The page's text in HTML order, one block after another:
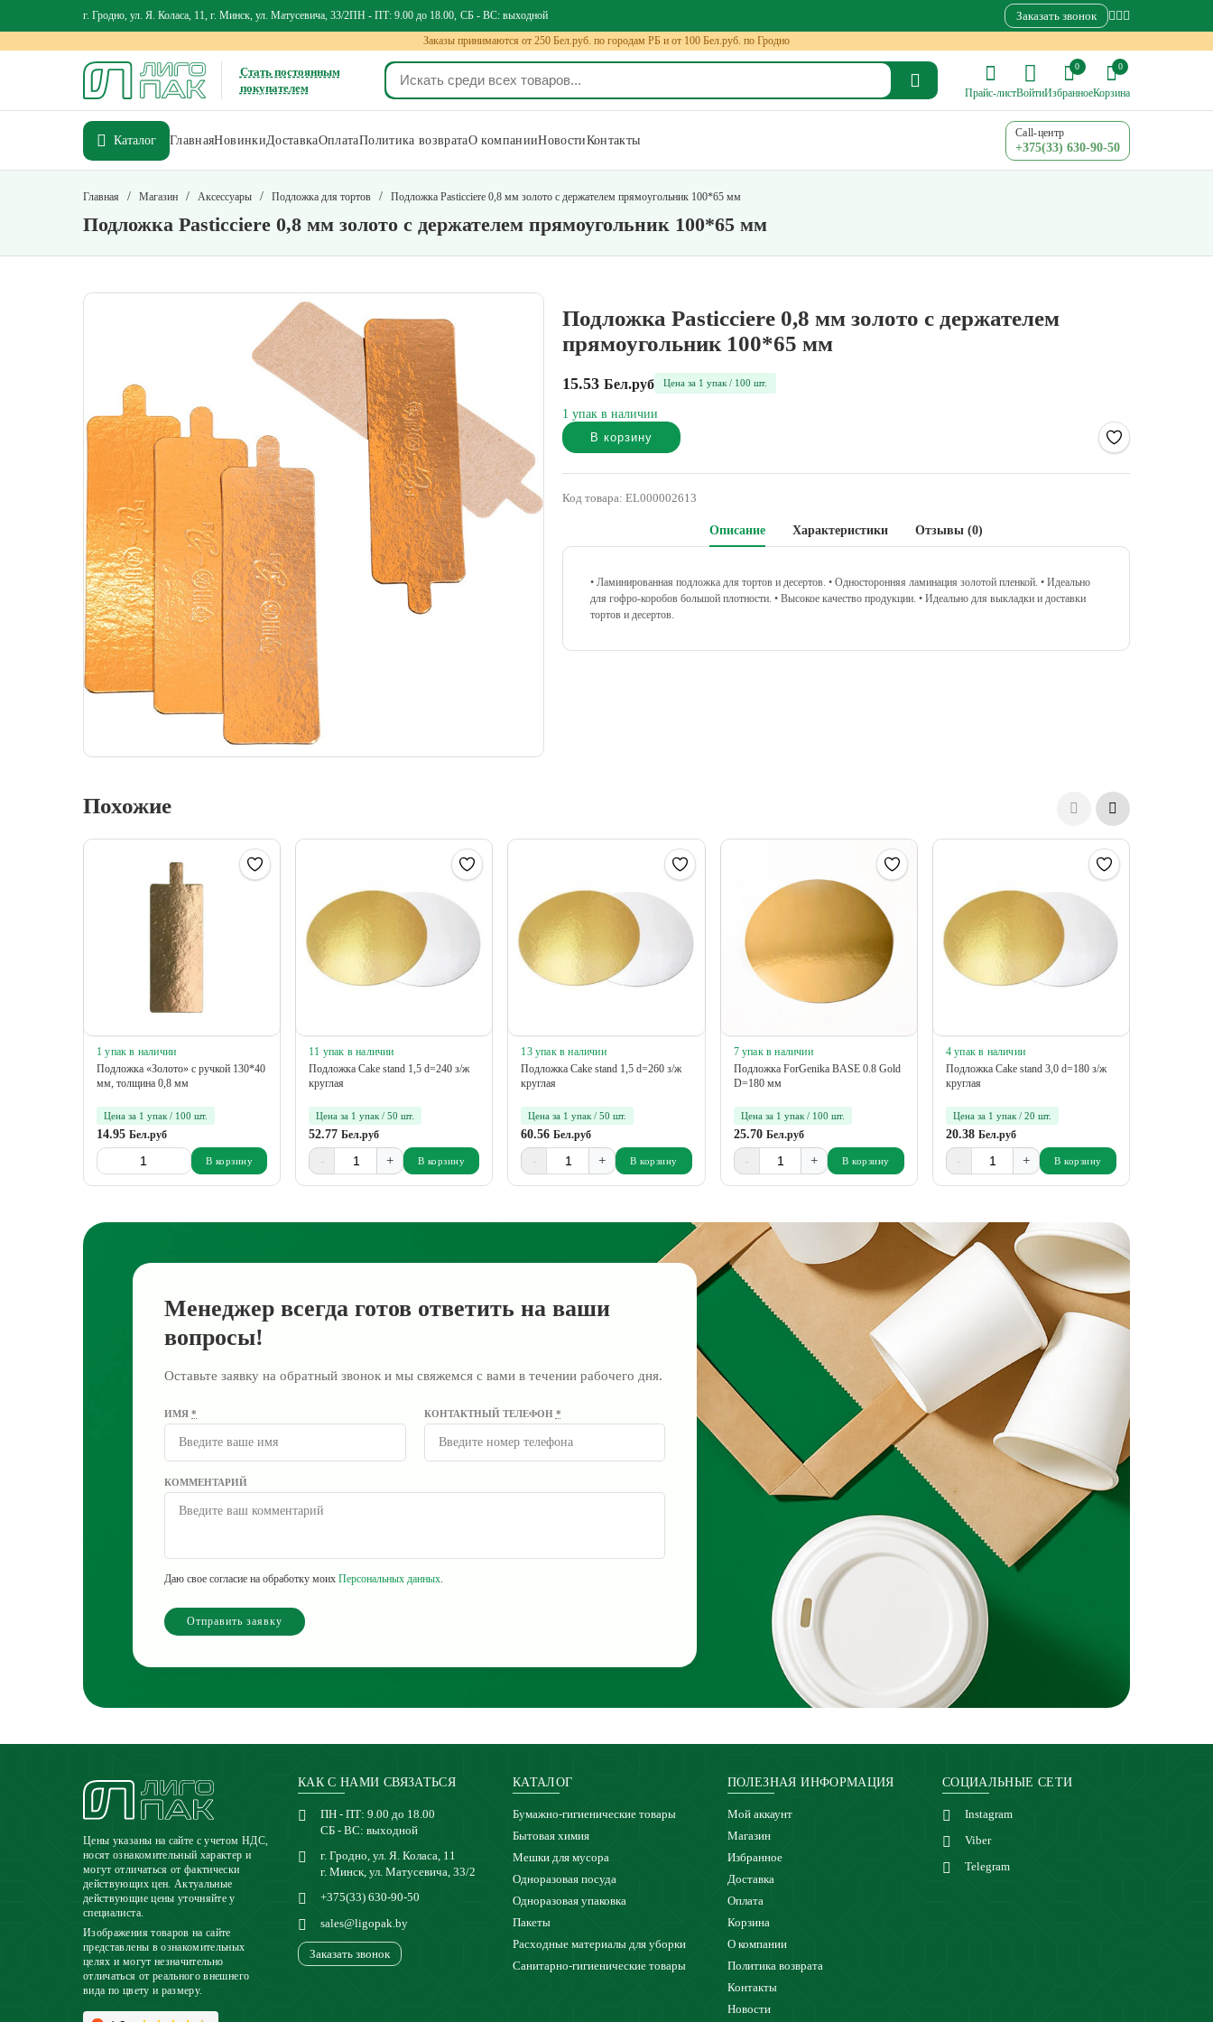
г. Гродно, ул. Я. Коласа, 11, г. Минск, ул. Матусевича, 33/2ПН - ПТ: 9.00 до 18.00 СБ - ВС: выходной Заказать звонок
Заказы принимаются от 250 Бел.руб. по городам РБ и от 100 Бел.руб. по Гродно
Стать постоянным
покупателем
Прайс-листВойти
0
Избранное
0
Корзина
Каталог ГлавнаяНовинкиДоставкаОплатаПолитика возвратаО компанииНовостиКонтакты
Call-центр
+375(33) 630-90-50
Главная / Магазин / Аксессуары / Подложка для тортов / Подложка Pasticciere 0,8 мм золото с держателем прямоугольник 100*65 мм
Подложка Pasticciere 0,8 мм золото с держателем прямоугольник 100*65 мм
Подложка Pasticciere 0,8 мм золото с держателем
прямоугольник 100*65 мм
15.53 Бел.руб Цена за 1 упак / 100 шт.
1 упак в наличии
В корзину
Alternative:
Код товара: EL000002613
Описание Характеристики Отзывы (0)
• Ламинированная подложка для тортов и десертов. • Односторонняя ламинация золотой пленкой. • Идеально
для гофро-коробов большой плотности. • Высокое качество продукции. • Идеально для выкладки и доставки
тортов и десертов.
Похожие
1 упак в наличии
Подложка «Золото» с ручкой 130*40
мм, толщина 0,8 мм
Цена за 1 упак / 100 шт.
14.95 Бел.руб
В корзину
11 упак в наличии
Подложка Cake stand 1,5 d=240 з/ж
круглая
Цена за 1 упак / 50 шт.
52.77Бел.руб
- + В корзину
13 упак в наличии
Подложка Cake stand 1,5 d=260 з/ж
круглая
Цена за 1 упак / 50 шт.
60.56Бел.руб
- + В корзину
7 упак в наличии
Подложка ForGenika BASE 0.8 Gold
D=180 мм
Цена за 1 упак / 100 шт.
25.70 Бел.руб
- + В корзину
4 упак в наличии
Подложка Cake stand 3,0 d=180 з/ж
круглая
Цена за 1 упак / 20 шт.
20.38 Бел.руб
- + В корзину
Менеджер всегда готов ответить на ваши
вопросы!
Оставьте заявку на обратный звонок и мы свяжемся с вами в течении рабочего дня.
ИМЯ * КОНТАКТНЫЙ ТЕЛЕФОН *
КОММЕНТАРИЙ
Даю свое согласие на обработку моих Персональных данных.
Отправить заявку
Цены указаны на сайте с учетом НДС,
носят ознакомительный характер и
могут отличаться от фактически
действующих цен. Актуальные
действующие цены уточняйте у
специалиста.
Изображения товаров на сайте
представлены в ознакомительных
целях и могут незначительно
отличаться от реального внешнего
вида по цвету и размеру.
КАК С НАМИ СВЯЗАТЬСЯ
ПН - ПТ: 9.00 до 18.00
СБ - ВС: выходной
г. Гродно, ул. Я. Коласа, 11
г. Минск, ул. Матусевича, 33/2
+375(33) 630-90-50
sales@ligopak.by
Заказать звонок
КАТАЛОГ
Бумажно-гигиенические товары
Бытовая химия
Мешки для мусора
Одноразовая посуда
Одноразовая упаковка
Пакеты
Расходные материалы для уборки
Санитарно-гигиенические товары
ПОЛЕЗНАЯ ИНФОРМАЦИЯ
Мой аккаунт
Магазин
Избранное
Доставка
Оплата
Корзина
О компании
Политика возврата
Контакты
Новости
СОЦИАЛЬНЫЕ СЕТИ
Instagram
Viber
Telegram